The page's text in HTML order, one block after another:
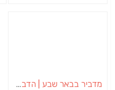
מדביר בבאר שבע | הדברה בבאר שבע | יוגב הדברות